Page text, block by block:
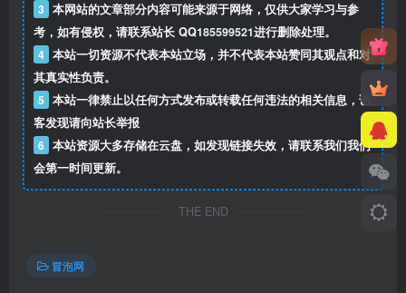
3 本网站的文章部分内容可能来源于网络，仅供大家学习与参
考，如有侵权，请联系站长 QQ185599521进行删除处理。
4 本站一切资源不代表本站立场，并不代表本站赞同其观点和对
其真实性负责。
5 本站一律禁止以任何方式发布或转载任何违法的相关信息，访
客发现请向站长举报
6 本站资源大多存储在云盘，如发现链接失效，请联系我们我们
会第一时间更新。
THE END
冒泡网